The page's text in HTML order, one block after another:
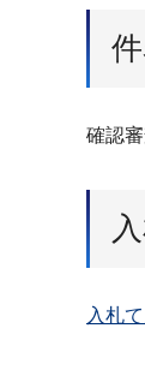
確認
入札